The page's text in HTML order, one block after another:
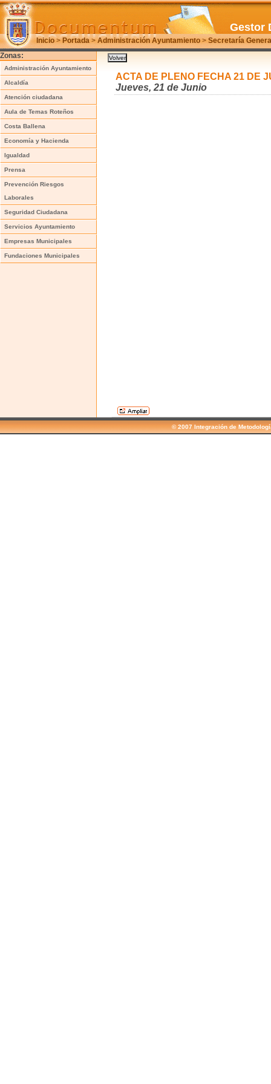
Inicio>Portada>Administración Ayuntamiento>Secretaría
Gestor
Zonas:
Administración Ayuntamiento
Alcaldía
Atención ciudadana
Aula de Temas Roteños
Costa Ballena
Economía y Hacienda
Igualdad
Prensa
Prevención Riesgos
Laborales
Seguridad Ciudadana
Servicios Ayuntamiento
Empresas Municipales
Fundaciones Municipales
ACTA DE PLENO FECHA 21 DE
Jueves, 21 de Junio
© 2007 Integración de